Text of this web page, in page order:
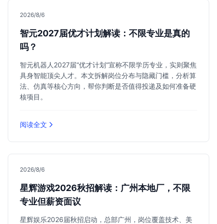
2026/8/6
智元2027届优才计划解读：不限专业是真的
吗？
智元机器人2027届“优才计划”宣称不限学历专业，实则聚焦
具身智能顶尖人才。本文拆解岗位分布与隐藏门槛，分析算
法、仿真等核心方向，帮你判断是否值得投递及如何准备硬
核项目。
阅读全文
2026/8/6
星辉游戏2026秋招解读：广州本地厂，不限
专业但薪资面议
星辉娱乐2026届秋招启动，总部广州，岗位覆盖技术、美